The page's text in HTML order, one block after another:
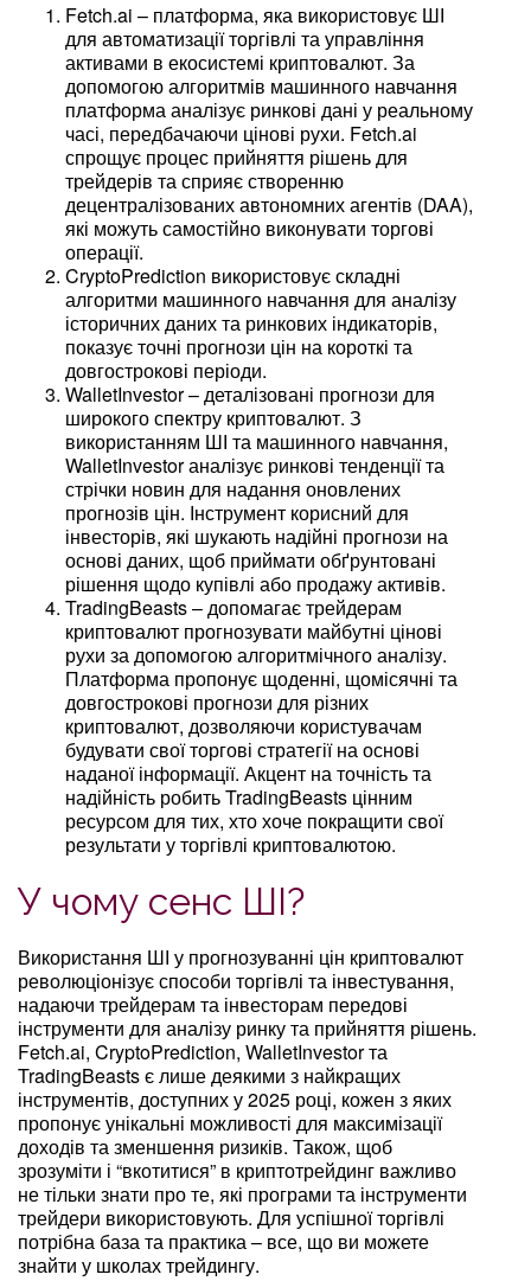
Fetch.ai – платформа, яка використовує ШІ
для автоматизації торгівлі та управління
активами в екосистемі криптовалют. За
допомогою алгоритмів машинного навчання
платформа аналізує ринкові дані у реальному
часі, передбачаючи цінові рухи. Fetch.ai
спрощує процес прийняття рішень для
трейдерів та сприяє створенню
децентралізованих автономних агентів (DAA),
які можуть самостійно виконувати торгові
операції.
CryptoPrediction використовує складні
алгоритми машинного навчання для аналізу
історичних даних та ринкових індикаторів,
показує точні прогнози цін на короткі та
довгострокові періоди.
WalletInvestor – деталізовані прогнози для
широкого спектру криптовалют. З
використанням ШІ та машинного навчання,
WalletInvestor аналізує ринкові тенденції та
стрічки новин для надання оновлених
прогнозів цін. Інструмент корисний для
інвесторів, які шукають надійні прогнози на
основі даних, щоб приймати обґрунтовані
рішення щодо купівлі або продажу активів.
TradingBeasts – допомагає трейдерам
криптовалют прогнозувати майбутні цінові
рухи за допомогою алгоритмічного аналізу.
Платформа пропонує щоденні, щомісячні та
довгострокові прогнози для різних
криптовалют, дозволяючи користувачам
будувати свої торгові стратегії на основі
наданої інформації. Акцент на точність та
надійність робить TradingBeasts цінним
ресурсом для тих, хто хоче покращити свої
результати у торгівлі криптовалютою.
У чому сенс ШІ?
Використання ШІ у прогнозуванні цін криптовалют
революціонізує способи торгівлі та інвестування,
надаючи трейдерам та інвесторам передові
інструменти для аналізу ринку та прийняття рішень.
Fetch.ai, CryptoPrediction, WalletInvestor та
TradingBeasts є лише деякими з найкращих
інструментів, доступних у 2025 році, кожен з яких
пропонує унікальні можливості для максимізації
доходів та зменшення ризиків. Також, щоб
зрозуміти і “вкотитися” в криптотрейдинг важливо
не тільки знати про те, які програми та інструменти
трейдери використовують. Для успішної торгівлі
потрібна база та практика – все, що ви можете
знайти у школах трейдингу.